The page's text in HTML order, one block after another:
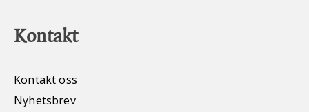
Kontakt
Kontakt oss
Nyhetsbrev